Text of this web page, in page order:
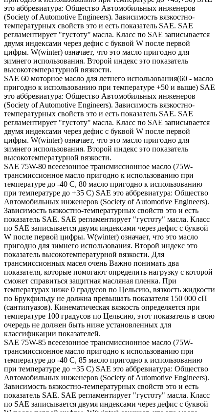
это аббревиатура: Общество Автомобильных инженеров
(Society of Automotive Engineers). Зависимость вязкостно-
температурных свойств это и есть показатель SAE. SAE
регламентирует "густоту" масла. Класс по SAE записывается
двумя индексами через дефис с буквой W после первой
цифры. W(winter) означает, что это масло пригодно для
зимнего использования. Второй индекс это показатель
высокотемпературной вязкости.
SAE 60 моторное масло для летнего использования(60 - масло
пригодно к использованию при температуре +50 и выше) SAE
это аббревиатура: Общество Автомобильных инженеров
(Society of Automotive Engineers). Зависимость вязкостно-
температурных свойств это и есть показатель SAE. SAE
регламентирует "густоту" масла. Класс по SAE записывается
двумя индексами через дефис с буквой W после первой
цифры. W(winter) означает, что это масло пригодно для
зимнего использования. Второй индекс это показатель
высокотемпературной вязкости.
SAE 75W-80 всесезонное трансмиссионное масло (75W-
трансмиссионное масло пригодно к использованию при
температуре до -40 С, 80 масло пригодно к использованию
при температуре до +35 С) SAE это аббревиатура: Общество
Автомобильных инженеров (Society of Automotive Engineers).
Зависимость вязкостно-температурных свойств это и есть
показатель SAE. SAE регламентирует "густоту" масла. Класс
по SAE записывается двумя индексами через дефис с буквой
W после первой цифры. W(winter) означает, что это масло
пригодно для зимнего использования. Второй индекс это
показатель высокотемпературной вязкости. Для
трансмиссионных масел очень Важно понимать два
показателя, которые помогают определить нагрузку с которой
сможет справиться защитная масляная пленка. При
температурах ниже 0 градусов по Цельсию, вязкость жидкости
по Брукфильду не должна превышать показателя 150 000 сП
(сантипуазов). Кинематическая вязкость определяется при
температуре 100 градусов по Цельсию, этот показатель в свою
очередь не должен быть ниже установленных для
классификации показателей.
SAE 75W-85 всесезонное трансмиссионное масло (75W-
трансмиссионное масло пригодно к использованию при
температуре до -40 С, 85 масло пригодно к использованию
при температуре до +35 С) SAE это аббревиатура: Общество
Автомобильных инженеров (Society of Automotive Engineers).
Зависимость вязкостно-температурных свойств это и есть
показатель SAE. SAE регламентирует "густоту" масла. Класс
по SAE записывается двумя индексами через дефис с буквой